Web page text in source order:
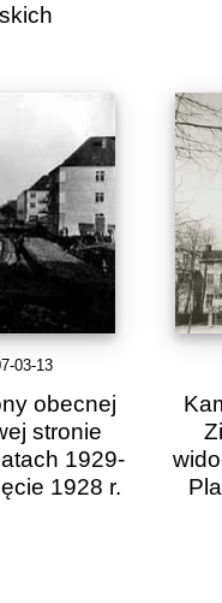
03-13
obecnej
stronie
1929-
1928 r.